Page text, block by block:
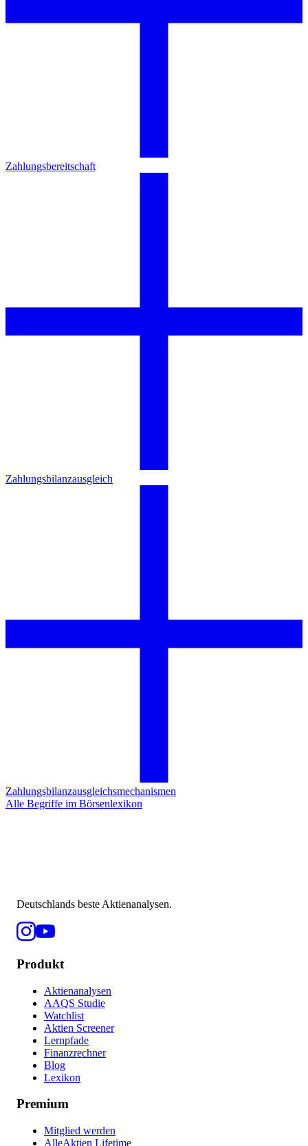
Zahlungsbereitschaft
Zahlungsbilanzausgleich
Zahlungsbilanzausgleichsmechanismen
Alle Begriffe im Börsenlexikon
Deutschlands beste Aktienanalysen.
Produkt
Aktienanalysen
AAQS Studie
Watchlist
Aktien Screener
Lernpfade
Finanzrechner
Blog
Lexikon
Premium
Mitglied werden
AlleAktien Lifetime